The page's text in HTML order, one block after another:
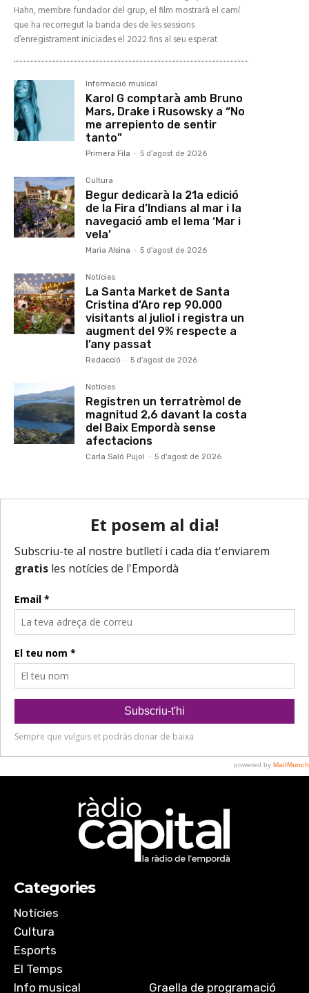
Hahn, membre fundador del grup, el film mostrarà el camí
que ha recorregut la banda des de les sessions
d’enregistrament iniciades el 2022 fins al seu esperat
Informació musical
Karol G comptarà amb Bruno
Mars, Drake i Rusowsky a “No
me arrepiento de sentir
tanto”
Primera Fila - 5 d'agost de 2026
Cultura
Begur dedicarà la 21a edició
de la Fira d’Indians al mar i la
navegació amb el lema ‘Mar i
vela’
Maria Alsina - 5 d'agost de 2026
Notícies
La Santa Market de Santa
Cristina d’Aro rep 90.000
visitants al juliol i registra un
augment del 9% respecte a
l’any passat
Redacció - 5 d'agost de 2026
Notícies
Registren un terratrèmol de
magnitud 2,6 davant la costa
del Baix Empordà sense
afectacions
Carla Saló Pujol - 5 d'agost de 2026
Categories
Notícies
Cultura
Esports
El Temps
Info musical
Graella de programació